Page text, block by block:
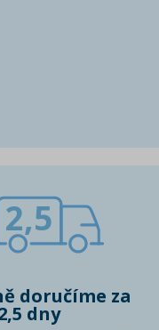
2,5
doručíme za
dny